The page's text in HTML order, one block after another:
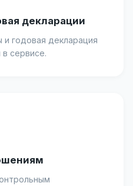
декларации
годовая декларация
сервисе.